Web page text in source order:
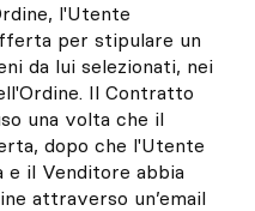
l'Utente
per stipulare un
da lui selezionati, nei
Il Contratto
una volta che il
dopo che l'Utente
il Venditore abbia
attraverso un’email